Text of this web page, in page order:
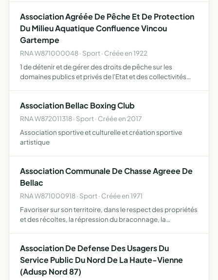
aménagés à cet effet.
Association Agréée De Pêche Et De Protection
Du Milieu Aquatique Confluence Vincou
Gartempe
RNA W871000048 · Sport · Créée en 1922
1 de détenir et de gérer des droits de pêche sur les
domaines publics et privés de l'Etat et des collectivités
Association Bellac Boxing Club
RNA W872011318 · Sport · Créée en 2017
Association sportive et culturelle et création sportive
artistique
Association Communale De Chasse Agreee De
Bellac
RNA W871000918 · Sport · Créée en 1971
Favoriser sur son territoire, dans le respect des propriétés
et des récoltes, la répression du braconnage, la
Association De Defense Des Usagers Du
Service Public Du Nord De La Haute-Vienne
(Adusp Nord 87)